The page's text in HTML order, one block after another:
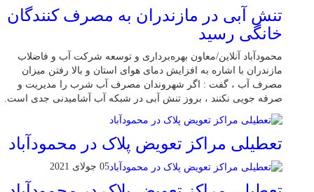
تنش آبی در مازندران به مصرف كنندگان
خانگی رسيد
محمودآباد آنلاین/معاون بهره‌برداری و توسعه شرکت آب و فاضلاب
مازندران با اشاره به افزایش دمای هوای استان و بالا رفتن میزان
مصرف آب ، گفت : اگر شهروندان مصرف آب شرب را مدیریت و
صرفه جویی نکنند ، بروز تنش آبی در شبکه آب آشامیدنی جدی است.
تعطیلی مراکز تعویض پلاک در محمودآباد
05 جولای 2021